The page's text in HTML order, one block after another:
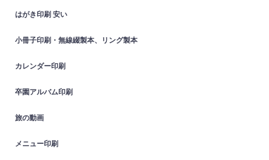
はがき印刷 安い
小冊子印刷・無線綴製本、リング製本
カレンダー印刷
卒園アルバム印刷
旅の動画
メニュー印刷